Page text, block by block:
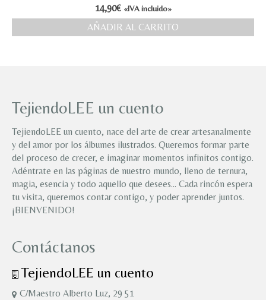
14,90€ «IVA incluido»
AÑADIR AL CARRITO
TejiendoLEE un cuento
TejiendoLEE un cuento, nace del arte de crear artesanalmente
y del amor por los álbumes ilustrados. Queremos formar parte
del proceso de crecer, e imaginar momentos infinitos contigo.
Adéntrate en las páginas de nuestro mundo, lleno de ternura,
magia, esencia y todo aquello que desees… Cada rincón espera
tu visita, queremos contar contigo, y poder aprender juntos.
¡BIENVENIDO!
Contáctanos
TejiendoLEE un cuento
C/Maestro Alberto Luz, 29 51